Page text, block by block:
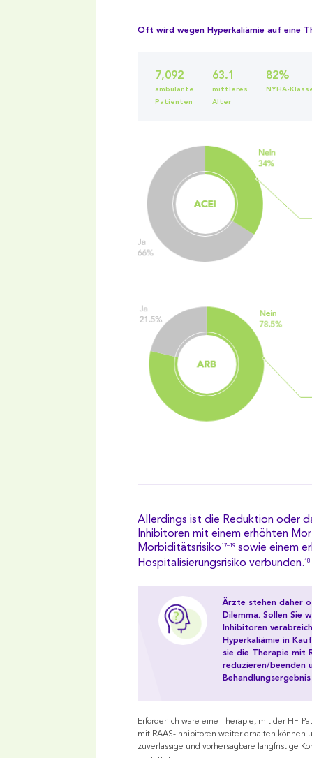
Oft wird wegen Hyperkaliämie auf eine
7,092
ambulante
Patienten
63.1
mittleres
Alter
82%
NYHA-
Allerdings ist die Reduktion oder
Inhibitoren mit einem erhöhten
Morbiditätsrisiko17–19 sowie einem
Hospitalisierungsrisiko verbunden.18
Ärzte stehen daher
Dilemma. Sollen Sie
Inhibitoren
Hyperkaliämie in
sie die Therapie mit
reduzieren/beenden
Erforderlich wäre eine Therapie, mit der HF-
mit RAAS-Inhibitoren weiter erhalten können
zuverlässige und vorhersagbare langfristige